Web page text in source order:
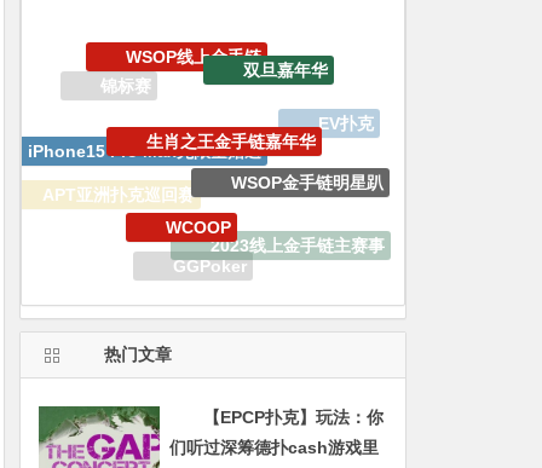
WSOP
EPCP扑克
APT亚洲扑克巡回赛
iPhone15 Pro Max无限量赠送
生肖之王金手链嘉年华
WSOP金手链明星趴
2023线上金手链主赛事
GGPoker
WCOOP
热门文章
【EPCP扑克】玩法：你
们听过深筹德扑cash游戏里